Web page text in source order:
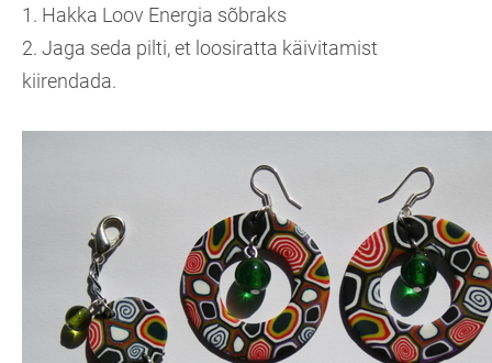
1. Hakka Loov Energia sõbraks
2. Jaga seda pilti, et loosiratta käivitamist
kiirendada.